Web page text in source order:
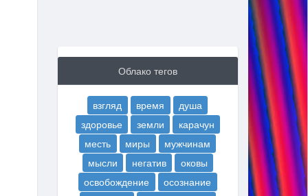
Облако тегов
взгляд время
душа
здоровье
земли
карачун
месть
миры
мужчинам
мысли
негатив
оковы
освобождение
осознание